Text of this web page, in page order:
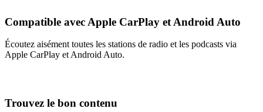
Compatible avec Apple CarPlay et Android Auto
Écoutez aisément toutes les stations de radio et les podcasts via
Apple CarPlay et Android Auto.
Trouvez le bon contenu